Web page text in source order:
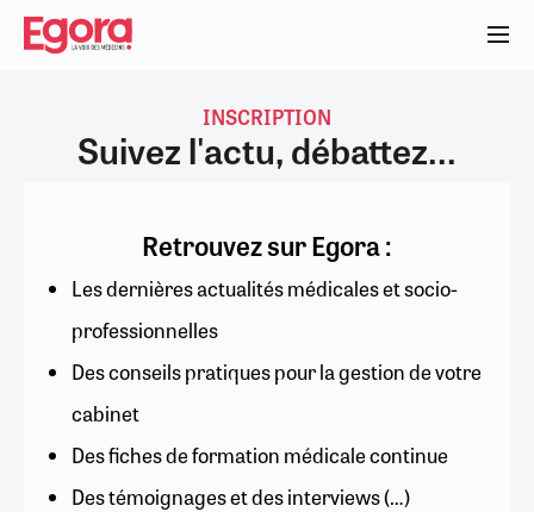
Aller
contenu
INSCRIPTION
Suivez l'actu, débattez...
Retrouvez sur Egora :
Les dernières actualités médicales et socio-
professionnelles
Des conseils pratiques pour la gestion de votre
cabinet
Des fiches de formation médicale continue
Des témoignages et des interviews (…)